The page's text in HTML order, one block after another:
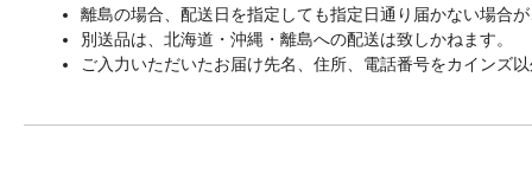
離島の場合、配送日を指定しても指定日通り届かない場合
別送品は、北海道・沖縄・離島への配送は致しかねます。
ご入力いただいたお届け先名、住所、電話番号をカインズ